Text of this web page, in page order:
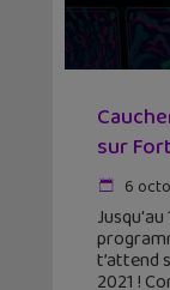
sur
6
t’attend
2021 !